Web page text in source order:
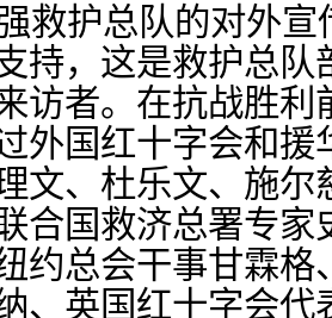
救护总队的对外
持，这是救护总
访者。在抗战胜利
外国红十字会和
文、杜乐文、施
合国救济总署专
约总会干事甘霖
、英国红十字会